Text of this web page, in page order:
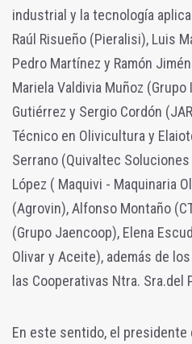
industrial y la tecnología
Raúl Risueño (Pieralisi), Luis
Pedro Martínez y Ramón
Mariela Valdivia Muñoz
Gutiérrez y Sergio Cordón
Técnico en Olivicultura y
Serrano (Quivaltec
López ( Maquivi - Maquinaria
(Agrovin), Alfonso Montaño
(Grupo Jaencoop), Elena
Olivar y Aceite), además de
las Cooperativas Ntra. Sra.del
En este sentido, el presidente